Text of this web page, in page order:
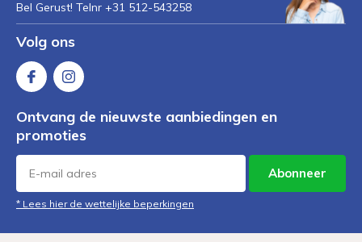
Bel Gerust! Telnr +31 512-543258
Volg ons
Ontvang de nieuwste aanbiedingen en
promoties
Abonneer
* Lees hier de wettelijke beperkingen